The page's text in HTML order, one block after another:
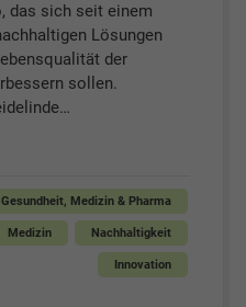
das sich seit einem
Lösungen
der
sollen.
Gesundheit, Medizin & Pharma
Medizin Nachhaltigkeit
Innovation